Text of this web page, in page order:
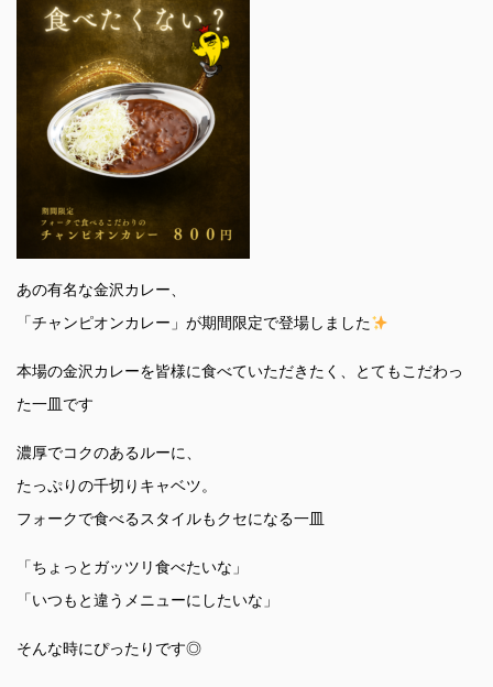
あの有名な金沢カレー、
「チャンピオンカレー」が期間限定で登場しました
本場の金沢カレーを皆様に食べていただきたく、とてもこだわっ
た一皿です
濃厚でコクのあるルーに、
たっぷりの千切りキャベツ。
フォークで食べるスタイルもクセになる一皿
「ちょっとガッツリ食べたいな」
「いつもと違うメニューにしたいな」
そんな時にぴったりです◎